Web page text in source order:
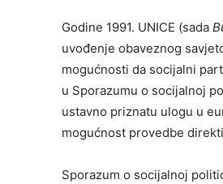
Godine 1991. UNICE (sada
uvođenje obaveznog
mogućnosti da socijalni
u Sporazumu o socijalnoj
ustavno priznatu ulogu u
mogućnost provedbe
Sporazum o socijalnoj